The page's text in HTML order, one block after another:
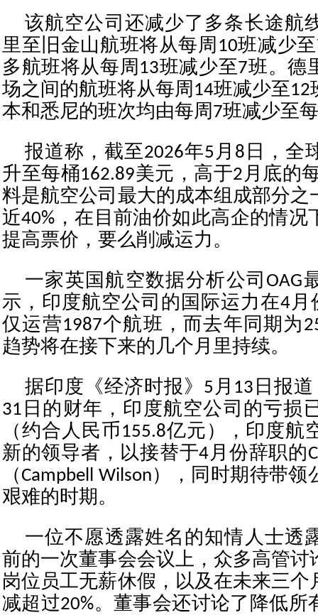
该航空公司还减少了多条长途航
里至旧金山航班将从每周10班减少
多航班将从每周13班减少至7班。德
场之间的航班将从每周14班减少至
本和悉尼的班次均由每周7班减少至
报道称，截至2026年5月8日，全
升至每桶162.89美元，高于2月底的
料是航空公司最大的成本组成部分之
近40%，在目前油价如此高企的情况
提高票价，要么削减运力。
一家英国航空数据分析公司OAG
示，印度航空公司的国际运力在4月
仅运营1987个航班，而去年同期为
趋势将在接下来的几个月里持续。
据印度《经济时报》5月13日报
31日的财年，印度航空公司的亏损
（约合人民币155.8亿元），印度航
新的领导者，以接替于4月份辞职的
（Campbell Wilson），同时期待带
艰难的时期。
一位不愿透露姓名的知情人士透
前的一次董事会会议上，众多高管讨
岗位员工无薪休假，以及在未来三个
减超过20%。董事会还讨论了降低所